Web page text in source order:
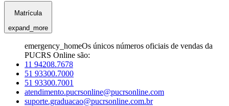
Matrícula
expand_more
emergency_homeOs únicos números oficiais de vendas da
PUCRS Online são:
11 94208.7678
51 93300.7000
51 93300.7001
atendimento.pucrsonline@pucrsonline.com
suporte.graduacao@pucrsonline.com.br